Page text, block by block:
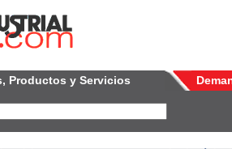
Productos y Servicios